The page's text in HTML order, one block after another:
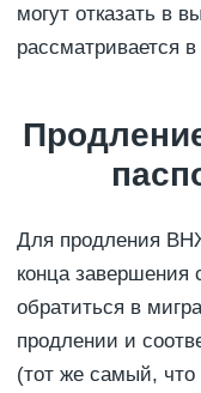
могут отказать в
рассматривается
Для продления
конца завершения
обратиться в
продлении и
(тот же самый,